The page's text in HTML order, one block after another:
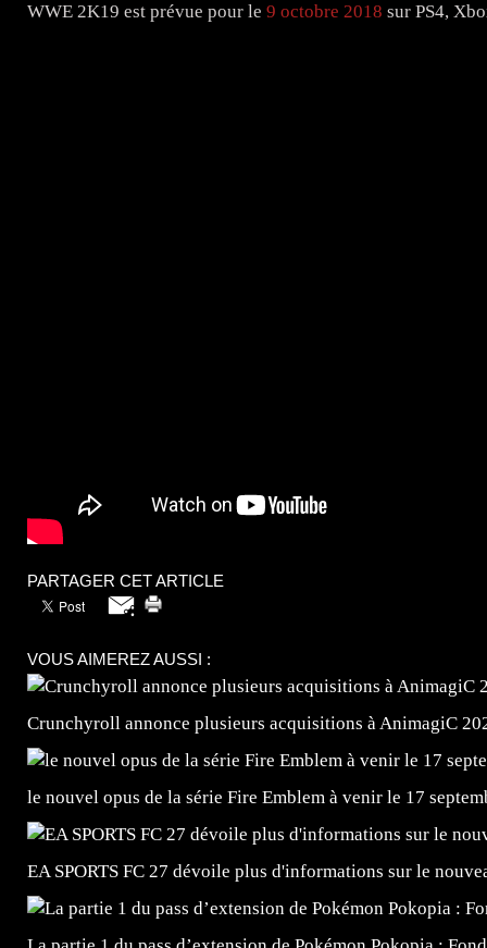
WWE 2K19 est prévue pour le 9 octobre 2018 sur PS4,
PARTAGER CET ARTICLE
VOUS AIMEREZ AUSSI :
Crunchyroll annonce plusieurs acquisitions à AnimagiC
le nouvel opus de la série Fire Emblem à venir le 17
EA SPORTS FC 27 dévoile plus d'informations sur le